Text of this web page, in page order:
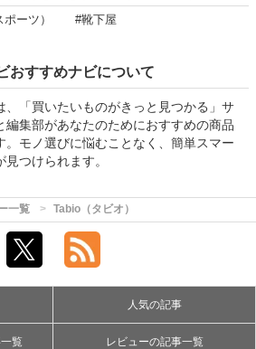
ーツ） #靴下屋
おすすめナビについて
、「買いたいものがきっと見つかる」サ
編集部があなたのためにおすすめの商品
。モノ選びに悩むことなく、簡単スマー
つけられます。
一覧 Tabio（タビオ）
人気の記事
覧 レビューの記事一覧